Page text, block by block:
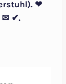
❤
✉ ✔.